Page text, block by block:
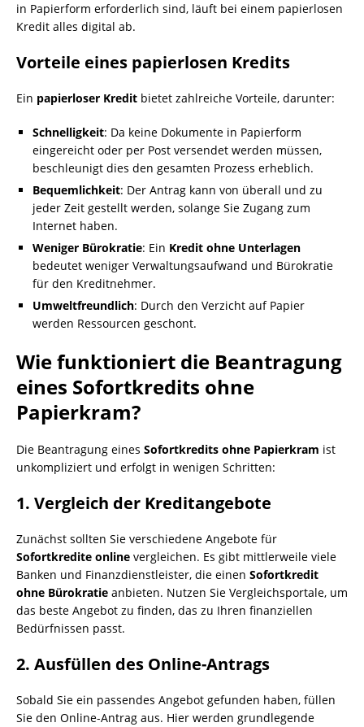
in Papierform erforderlich sind, läuft bei einem papierlosen
Kredit alles digital ab.
Vorteile eines papierlosen Kredits
Ein papierloser Kredit bietet zahlreiche Vorteile, darunter:
Schnelligkeit: Da keine Dokumente in Papierform
eingereicht oder per Post versendet werden müssen,
beschleunigt dies den gesamten Prozess erheblich.
Bequemlichkeit: Der Antrag kann von überall und zu
jeder Zeit gestellt werden, solange Sie Zugang zum
Internet haben.
Weniger Bürokratie: Ein Kredit ohne Unterlagen
bedeutet weniger Verwaltungsaufwand und Bürokratie
für den Kreditnehmer.
Umweltfreundlich: Durch den Verzicht auf Papier
werden Ressourcen geschont.
Wie funktioniert die Beantragung
eines Sofortkredits ohne
Papierkram?
Die Beantragung eines Sofortkredits ohne Papierkram ist
unkompliziert und erfolgt in wenigen Schritten:
1. Vergleich der Kreditangebote
Zunächst sollten Sie verschiedene Angebote für
Sofortkredite online vergleichen. Es gibt mittlerweile viele
Banken und Finanzdienstleister, die einen Sofortkredit
ohne Bürokratie anbieten. Nutzen Sie Vergleichsportale, um
das beste Angebot zu finden, das zu Ihren finanziellen
Bedürfnissen passt.
2. Ausfüllen des Online-Antrags
Sobald Sie ein passendes Angebot gefunden haben, füllen
Sie den Online-Antrag aus. Hier werden grundlegende